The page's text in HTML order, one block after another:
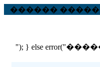
������
"); } else